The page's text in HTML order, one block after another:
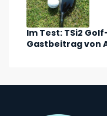
Im Test: TSi2
Gastbeitrag von